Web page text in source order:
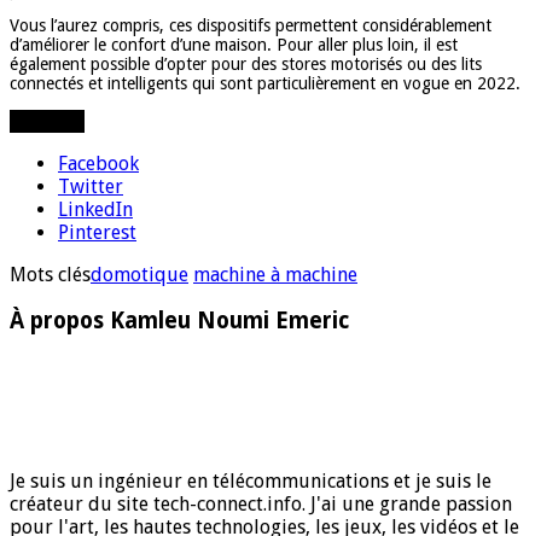
Vous l’aurez compris, ces dispositifs permettent considérablement
d’améliorer le confort d’une maison. Pour aller plus loin, il est
également possible d’opter pour des stores motorisés ou des lits
connectés et intelligents qui sont particulièrement en vogue en 2022.
Facebook
Twitter
LinkedIn
Pinterest
Mots clésdomotique machine à machine
À propos Kamleu Noumi Emeric
Je suis un ingénieur en télécommunications et je suis le
créateur du site tech-connect.info. J'ai une grande passion
pour l'art, les hautes technologies, les jeux, les vidéos et le